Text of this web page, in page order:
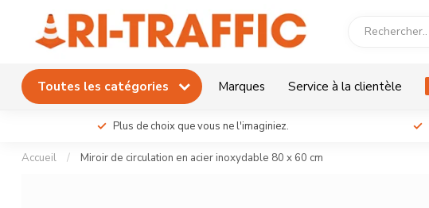
Toutes les catégories Marques Service à la clientèle
Plus de choix que vous ne l'imaginiez.
Accueil / Miroir de circulation en acier inoxydable 80 x 60 cm